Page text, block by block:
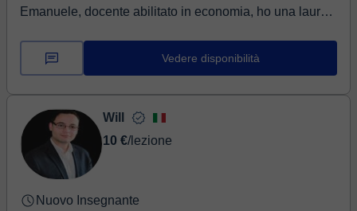
Emanuele, docente abilitato in economia, ho una laurea
un master in innovation retail ...
Vedere disponibilità
Will
10 €/lezione
Nuovo Insegnante